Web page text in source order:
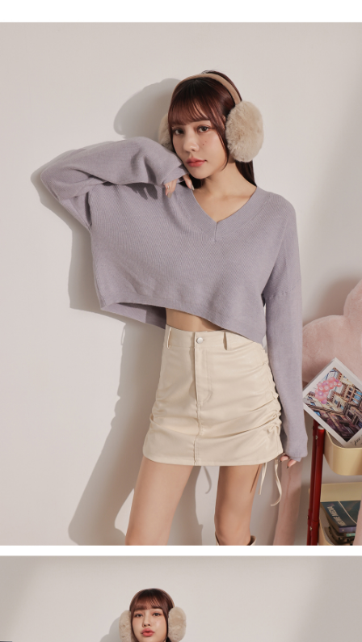
pembayaran akan dihantar selepas kitaran bil bulanan.
Selepas mengakses bil melalui pautan dalam SMS, anda boleh
menyelesaikan pembayaran anda melalui salah satu saluran berikut: kod
bar kedai serbaneka, kedai runcit Taiwan Mobile, pemindahan bank,
JKOPay, atau iPASS MONEY.
[Nota Penting]
Perkhidmatan ini disediakan oleh Taiwan Mobile Co., Ltd. (“Syarikat”),
yang membolehkan pelanggan membeli barangan atau perkhidmatan
melalui perkhidmatan ini pada masa transaksi. Hasil daripada pembelian
atau pembayaran ansuran akan dipindahkan oleh peniaga kepada
Syarikat, dan pelanggan hendaklah membuat pembayaran mengikut
perjanjian menggunakan sistem bil Syarikat.
Untuk memenuhi hubungan kontrak yang terjalin melalui persetujuan
penggunaan OP Pay Later, peniaga akan memberikan maklumat peribadi
anda (termasuk nama, nombor telefon, atau alamat) kepada Syarikat bagi
tujuan pengumpulan, pemprosesan dan penggunaan data yang
diperlukan untuk pengebilan ansuran, termasuk pengesahan,
pengesahan semula dan pembetulan.
Untuk terma perkhidmatan penuh, sila rujuk pautan berikut:
https://oppay.tw/userRule
" target="_blank" class="link revert-
style">https://oppay.tw/userRule
【Panduan Penggunaan Pembayaran Ansuran Gogo】
1. Perkhidmatan ini disediakan oleh Taiwan Mobile, pengguna telefon
mudah alih boleh segera menggunakan tanpa perlu memohon lagi.
(Hanya untuk nombor langganan peribadi, tidak terbuka untuk syarikat
dan kad prabayar)
2. Pilihan kaedah pembayaran "Pembayaran Ansuran Gogo", selepas
pesanan ditubuhkan, akan secara automatik dialihkan ke proses
mengesahkan pembayaran, transaksi akan selesai.
3. Jumlah kelulusan sebenar, bilangan ansuran dan jumlah bayaran
adalah berdasarkan halaman pengesahan transaksi seterusnya.
4. Dalam masa 30 minit selepas pesanan ditubuhkan, jika tidak pergi
menerima pesanan anda semasa tempoh pembayaran (cth.: produk
prapesanan atau produk yang mungkin mengambil masa yang lebih
lama untuk dihantar). Oleh itu, anda dikehendaki membuat pembayaran
kepada AFTEE dalam tempoh sama ada anda menerima pesanan.
Kedua, Sekatan Pembayaran
1. Jumlah yang diperakui untuk pengguna kali pertama boleh sehingga
NT$10,000. Amaun diperakui sebenar yang diluluskan akan berdasarkan
keputusan pensijilan dan semakan oleh AFTEE.
2. Amaun perbelanjaan minimum mestilah lebih besar daripada NT$20.
3. Pada masa ini hanya tersedia untuk ahli Taiwan.
Perkhidmatan AFTEE Beli Sekarang Bayar Kemudian disediakan oleh NP
Taiwan, Inc. dan AFTEE akan membuat bil kepada pengguna. AFTEE
akan menggunakan data peribadi yang dikumpul (termasuk nama
pembeli, no. telefon, nama penerima, no. telefon, alamat penerima) untuk
penggunaan perkhidmatan. Sila rujuk kepada "Penyata Pengumpulan
Data Peribadi, Pemprosesan, Penggunaan"
) untuk maklumat lanjut.
Jumlah yang diperakui untuk pengguna kali pertama yang lulus
kelulusan boleh sehingga NT$10,000. Jika pengguna tidak membuat
pembayaran dalam tempoh tersebut, yuran pembayaran lewat sebanyak
20% setahun akan dikenakan. Pengguna bawah umur dikehendaki
mendapatkan kebenaran daripada ibu bapa atau penjaga yang sah
untuk menggunakan AFTEE.
Sila hubungi NP Taiwan Inc. di cs_tw@netprotections.co.jp jika anda
mempunyai sebarang kebimbangan mengenai pemprosesan dan
penggunaan pada data peribadi. Jika anda tidak bersetuju dengan data
peribadi yang disenaraikan seperti di atas akan dikumpul dan digunakan
oleh AFTEE, sila jangan gunakan perkhidmatan ini.
NT$60/pesanan | Penghantaran percuma untuk pesanan
NT$60/pesanan | Penghantaran percuma untuk pesanan
NT$1,600 atau lebih
NT$100/pesanan | Penghantaran percuma untuk pesanan
Kadar Penghantaran